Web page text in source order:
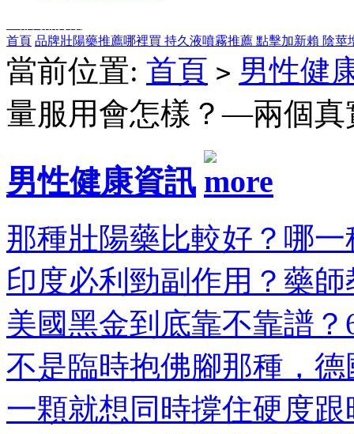
首頁 品牌壯陽藥推薦哪裡買 持久液噴霧推薦 點擊加新賴 陰莖
當前位置: 首頁 > 男性健
量服用會怎樣？—兩個真
男性健康資訊
那種壯陽藥比較好？哪
印度必利勁副作用？藥
美國黑金到底靠不靠譜？
不是臨時抱佛腳那種，
一顆就想同時撐住硬度